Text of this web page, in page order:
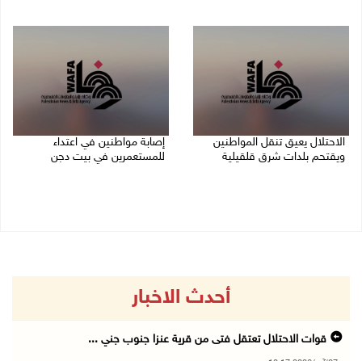
الاحتلال يعيق تنقل المواطنين
ويقتحم بلدات شرق قلقيلية
إصابة مواطنين في اعتداء
للمستعمرين في بيت دجن
أحدث الاخبار
قوات الاحتلال تعتقل فتى من قرية عنزا جنوب جني ...